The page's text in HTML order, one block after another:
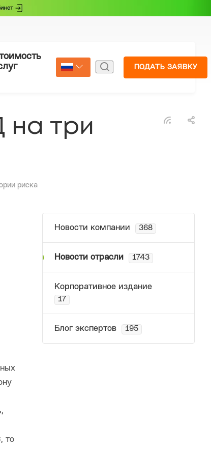
Страхование
Select Language
ПОДАТЬ ЗАЯВКУ
на три
риска
то
Новости компании 368
Новости отрасли 1743
Корпоративное издание
17
Блог экспертов 195